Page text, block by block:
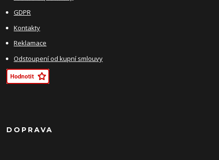
GDPR
Kontakty
Reklamace
Odstoupení od kupní smlouvy
DOPRAVA